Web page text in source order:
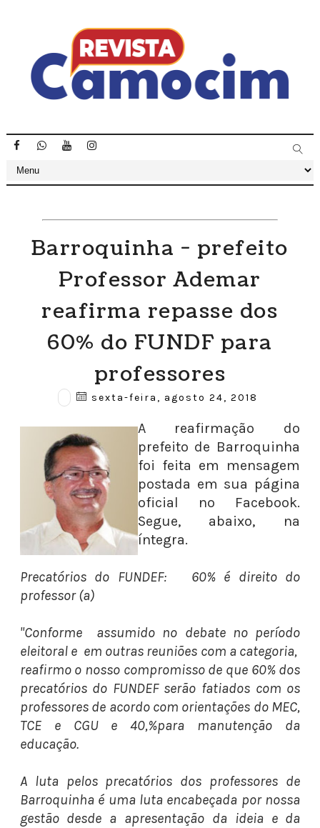
Barroquinha - prefeito
Professor Ademar
reafirma repasse dos
60% do FUNDF para
professores
sexta-feira, agosto 24, 2018
A reafirmação do
prefeito de Barroquinha
foi feita em mensagem
postada em sua página
oficial no Facebook.
Segue, abaixo, na
íntegra.
Precatórios do FUNDEF: 60% é direito do
professor (a)
"Conforme assumido no debate no período
eleitoral e em outras reuniões com a categoria,
reafirmo o nosso compromisso de que 60% dos
precatórios do FUNDEF serão fatiados com os
professores de acordo com orientações do MEC,
TCE e CGU e 40,%para manutenção da
educação.
A luta pelos precatórios dos professores de
Barroquinha é uma luta encabeçada por nossa
gestão desde a apresentação da ideia e da